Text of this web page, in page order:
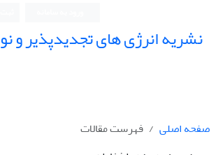
نشریه انرژی های تجدیدپذیر و نو
صفحه اصلی
فهرست مقالات